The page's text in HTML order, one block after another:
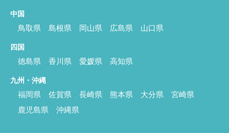
中国
鳥取県 島根県 岡山県 広島県 山口県
四国
徳島県 香川県 愛媛県 高知県
九州・沖縄
福岡県 佐賀県 長崎県 熊本県 大分県
宮崎県
鹿児島県
沖縄県